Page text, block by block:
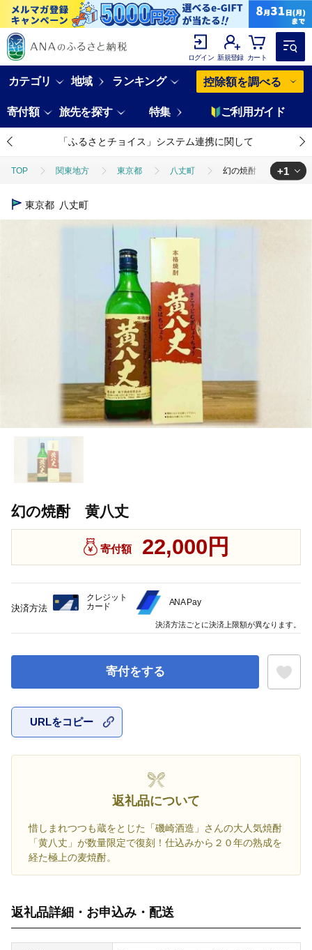
ログイン 新規登録 カート
カテゴリ 地域 ランキング 控除額を調べる
寄付額 旅先を探す 特集 ご利用ガイド
「ふるさとチョイス」システム連携に関して
TOP 関東地方 東京都 八丈町 幻の焼酎 黄八丈
TOP
+1
東京都 八丈町
幻の焼酎 黄八丈
寄付額 22,000円
寄付をする
URLをコピー
返礼品について
惜しまれつつも蔵をとじた「磯崎酒造」さんの大人気焼酎
「黄八丈」が数量限定で復刻！仕込みから２０年の熟成を
経た極上の麦焼酎。
返礼品詳細・お申込み・配送
決済方法
クレジット
カード
ANA Pay
決済方法ごとに決済上限額が異なります。